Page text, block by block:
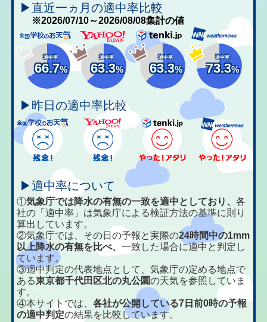
▶直近一ヵ月の適中率比較
※2026/07/10～2026/08/08集計の値
適中率
66.7%
適中率
63.3%
適中率
63.3%
適中率
73.3%
▶昨日の適中率比較
▶適中率について
①気象庁では降水の有無の一致を適中としており、各
社の「適中率」は気象庁による検証方法の基準に則り
算出しています。
②気象庁では、その日の予報と実際の24時間中の1mm
以上降水の有無を比べ、一致した場合に適中と判定し
ています。
③適中判定の代表地点として、気象庁の定める地点で
ある東京都千代田区北の丸公園の天気を参照していま
す。
④本サイトでは、各社が公開している7日前0時の予報
の適中判定の結果を比較しています。